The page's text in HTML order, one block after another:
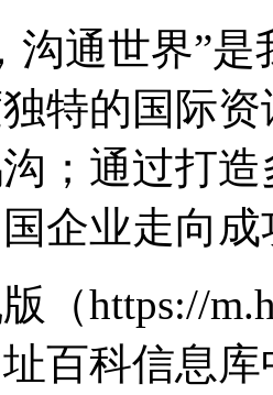
沟通世界”
特的国际
；通过打
企业走向成
（https://
百科信息